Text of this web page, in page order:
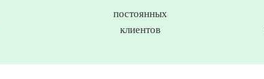
постоянных
клиентов